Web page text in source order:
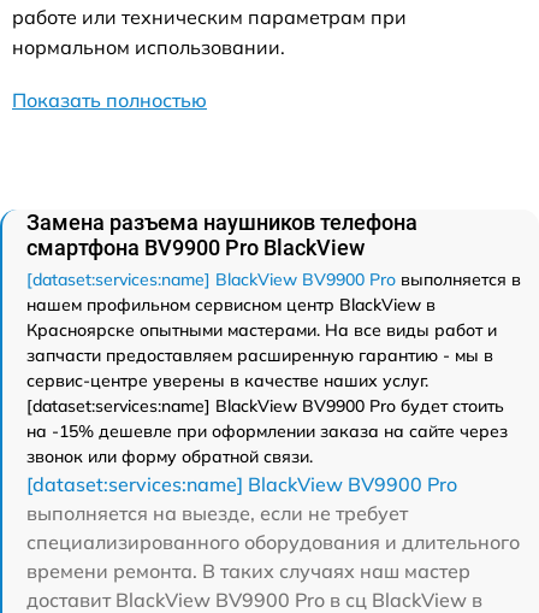
работе или техническим параметрам при
нормальном использовании.
Показать полностью
Замена разъема наушников телефона
смартфона BV9900 Pro BlackView
[dataset:services:name] BlackView BV9900 Pro выполняется в
нашем профильном сервисном центр BlackView в
Красноярске опытными мастерами. На все виды работ и
запчасти предоставляем расширенную гарантию - мы в
сервис-центре уверены в качестве наших услуг.
[dataset:services:name] BlackView BV9900 Pro будет стоить
на -15% дешевле при оформлении заказа на сайте через
звонок или форму обратной связи.
[dataset:services:name] BlackView BV9900 Pro
выполняется на выезде, если не требует
специализированного оборудования и длительного
времени ремонта. В таких случаях наш мастер
доставит BlackView BV9900 Pro в сц BlackView в